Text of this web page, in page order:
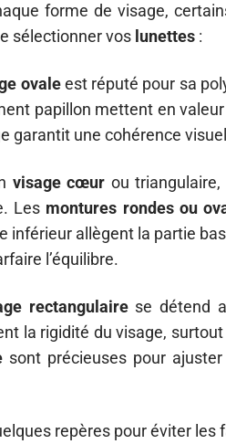
forme de visage,
sélectionner vos lunettes :
ovaleest réputé pour sa
papillon mettent en
garantit une cohérence
visage cœur ou
Les montures rondes ou
inférieur allègent la partie
l’équilibre.
rectangulairese détend
la rigidité du visage,
sont précieuses pour
repères pour éviter les